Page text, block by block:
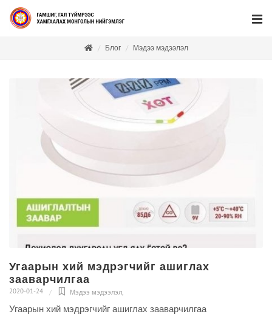
Блог Мэдээ мэдээлэл
Угаарын хий мэдрэгчийг ашиглах
зааварчилгаа
2020-01-24 Мэдээ мэдээлэл
Угаарын хий мэдрэгчийг ашиглах зааварчилгаа